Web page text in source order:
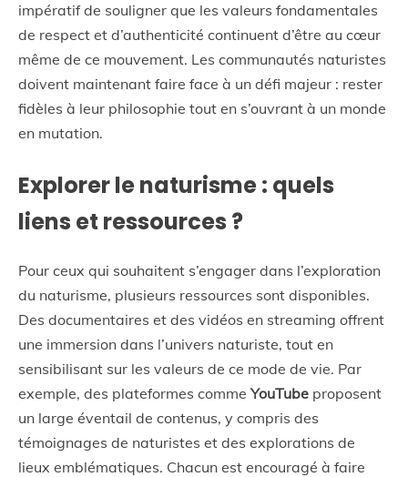
impératif de souligner que les valeurs fondamentales
de respect et d’authenticité continuent d’être au cœur
même de ce mouvement. Les communautés naturistes
doivent maintenant faire face à un défi majeur : rester
fidèles à leur philosophie tout en s’ouvrant à un monde
en mutation.
Explorer le naturisme : quels
liens et ressources ?
Pour ceux qui souhaitent s’engager dans l’exploration
du naturisme, plusieurs ressources sont disponibles.
Des documentaires et des vidéos en streaming offrent
une immersion dans l’univers naturiste, tout en
sensibilisant sur les valeurs de ce mode de vie. Par
exemple, des plateformes commeYouTube proposent
un large éventail de contenus, y compris des
témoignages de naturistes et des explorations de
lieux emblématiques. Chacun est encouragé à faire